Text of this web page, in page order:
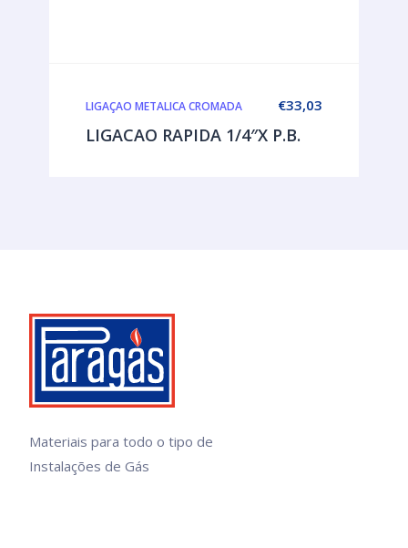
€33,03
LIGAÇAO METALICA CROMADA
LIGACAO RAPIDA 1/4″X P.B.
Materiais para todo o tipo de
Instalações de Gás